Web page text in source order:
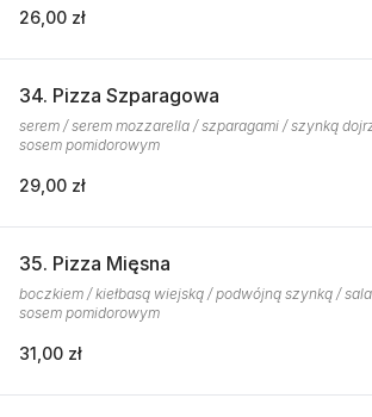
26,00 zł
34. Pizza Szparagowa
serem / serem mozzarella / szparagami / szynką
sosem pomidorowym
29,00 zł
35. Pizza Mięsna
boczkiem / kiełbasą wiejską / podwójną szynką /
sosem pomidorowym
31,00 zł